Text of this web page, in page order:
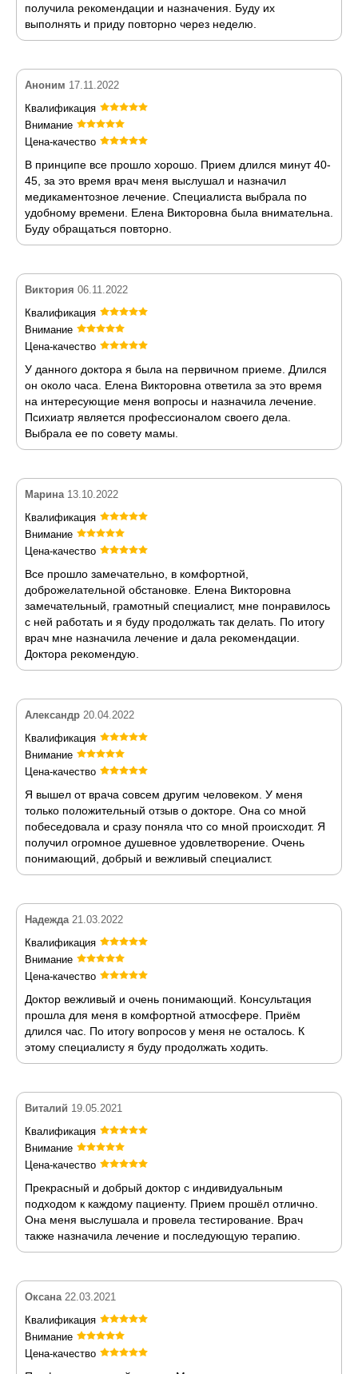
получила рекомендации и назначения. Буду их
выполнять и приду повторно через неделю.
Аноним 17.11.2022
Квалификация
Внимание
Цена-качество
В принципе все прошло хорошо. Прием длился минут 40-
45, за это время врач меня выслушал и назначил
медикаментозное лечение. Специалиста выбрала по
удобному времени. Елена Викторовна была внимательна.
Буду обращаться повторно.
Виктория 06.11.2022
Квалификация
Внимание
Цена-качество
У данного доктора я была на первичном приеме. Длился
он около часа. Елена Викторовна ответила за это время
на интересующие меня вопросы и назначила лечение.
Психиатр является профессионалом своего дела.
Выбрала ее по совету мамы.
Марина 13.10.2022
Квалификация
Внимание
Цена-качество
Все прошло замечательно, в комфортной,
доброжелательной обстановке. Елена Викторовна
замечательный, грамотный специалист, мне понравилось
с ней работать и я буду продолжать так делать. По итогу
врач мне назначила лечение и дала рекомендации.
Доктора рекомендую.
Александр 20.04.2022
Квалификация
Внимание
Цена-качество
Я вышел от врача совсем другим человеком. У меня
только положительный отзыв о докторе. Она со мной
побеседовала и сразу поняла что со мной происходит. Я
получил огромное душевное удовлетворение. Очень
понимающий, добрый и вежливый специалист.
Надежда 21.03.2022
Квалификация
Внимание
Цена-качество
Доктор вежливый и очень понимающий. Консультация
прошла для меня в комфортной атмосфере. Приём
длился час. По итогу вопросов у меня не осталось. К
этому специалисту я буду продолжать ходить.
Виталий 19.05.2021
Квалификация
Внимание
Цена-качество
Прекрасный и добрый доктор с индивидуальным
подходом к каждому пациенту. Прием прошёл отлично.
Она меня выслушала и провела тестирование. Врач
также назначила лечение и последующую терапию.
Оксана 22.03.2021
Квалификация
Внимание
Цена-качество